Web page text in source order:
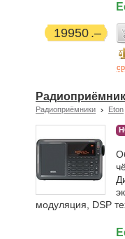
19950
Радиоприёмники Eton
модуляция, DSP